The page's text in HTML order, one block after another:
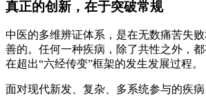
真正的创新，在于突破常规
中医的多维辨证体系，是在无数痛苦失
善的。任何一种疾病，除了共性之外，
在超出“六经传变”框架的发生发展过程。
面对现代新发、复杂、多系统参与的疾